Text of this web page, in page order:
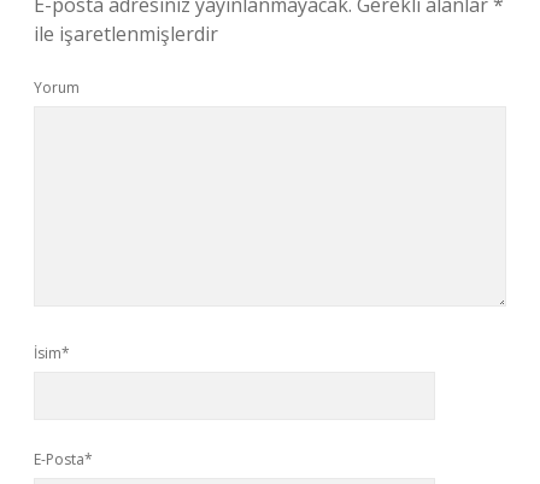
ile işaretlenmişlerdir
Yorum
İsim*
E-Posta*